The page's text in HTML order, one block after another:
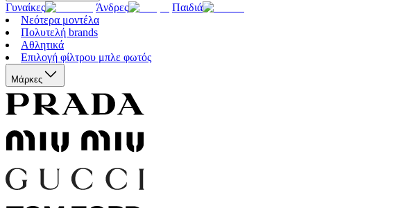
Γυναίκες Άνδρες
Παιδιά
Νεότερα μοντέλα
Πολυτελή brands
Αθλητικά
Επιλογή φίλτρου μπλε φωτός
Μάρκες